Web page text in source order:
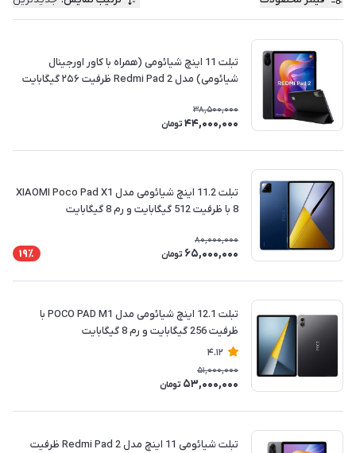
تبلت 11 اینچ شیائومی (همراه با کاور اورجینال
شیائومی) مدل Redmi Pad 2 ظرفیت ۲۵۶ گیگابایت
38,500,000
44,000,000 تومان
تبلت 11.2 اینچ شیائومی مدل XIAOMI Poco Pad X1
8 با ظرفیت 512 گیگابایت و رم 8 گیگابایت
80,000,000
65,000,000 تومان 19٪
تبلت 12.1 اینچ شیائومی مدل POCO PAD M1 با
ظرفیت 256 گیگابایت و رم 8 گیگابایت
4.12
51,000,000
53,000,000 تومان
تبلت شیائومی 11 اینچ مدل Redmi Pad 2 ظرفیت